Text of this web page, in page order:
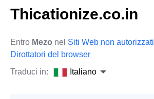
Thicationize.co.in
Entro Mezo nel Siti Web non autorizzati
Dirottatori del browser
Traduci in:
Italiano